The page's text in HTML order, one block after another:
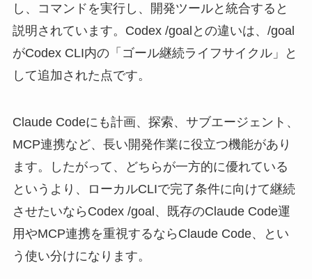
し、コマンドを実行し、開発ツールと統合すると
説明されています。Codex /goalとの違いは、/goal
がCodex CLI内の「ゴール継続ライフサイクル」と
して追加された点です。
Claude Codeにも計画、探索、サブエージェント、
MCP連携など、長い開発作業に役立つ機能があり
ます。したがって、どちらが一方的に優れている
というより、ローカルCLIで完了条件に向けて継続
させたいならCodex /goal、既存のClaude Code運
用やMCP連携を重視するならClaude Code、とい
う使い分けになります。